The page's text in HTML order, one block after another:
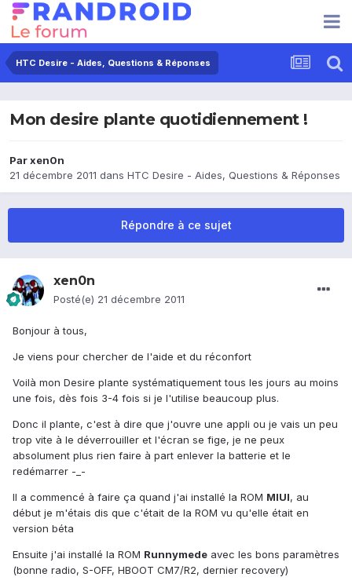
HTC Desire - Aides, Questions & Réponses
Mon desire plante quotidiennement !
Parxen0n
21 décembre 2011 dans HTC Desire - Aides, Questions & Réponses
Répondre à ce sujet
xen0n
Posté(e) 21 décembre 2011
Bonjour à tous,
Je viens pour chercher de l'aide et du réconfort
Voilà mon Desire plante systématiquement tous les jours au moins
une fois, dès fois 3-4 fois si je l'utilise beaucoup plus.
Donc il plante, c'est à dire que j'ouvre une appli ou je vais un peu
trop vite à le déverrouiller et l'écran se fige, je ne peux
absolument plus rien faire à part enlever la batterie et le
redémarrer -_-
Il a commencé à faire ça quand j'ai installé la ROM MIUI, au
début je m'étais dis que c'était de la ROM vu qu'elle était en
version béta
Ensuite j'ai installé la ROM Runnymede avec les bons paramètres
(bonne radio, S-OFF, HBOOT CM7/R2, dernier recovery)